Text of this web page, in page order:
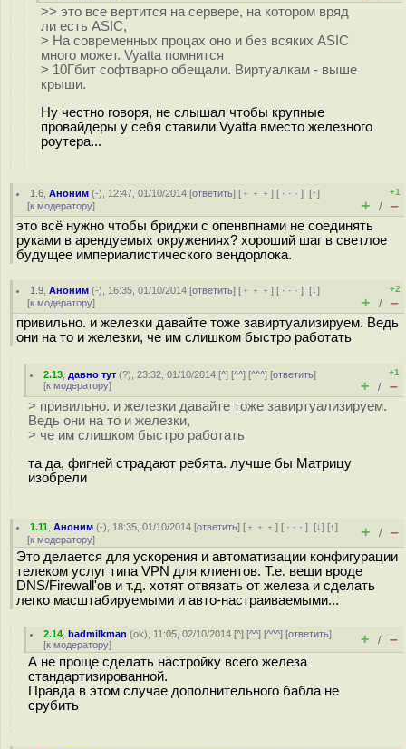
>> это все вертится на сервере, на котором вряд
ли есть ASIC,
> На современных процах оно и без всяких ASIC
много может. Vyatta помнится
> 10Гбит софтварно обещали. Виртуалкам - выше
крыши.
Ну честно говоря, не слышал чтобы крупные
провайдеры у себя ставили Vyatta вместо железного
роутера...
1.6 ,Аноним (-), 12:47, 01/10/2014 [ответить] [ ﹢﹢﹢] [ · · ·][↑]
[к модератору]
+1
+ / –
это всё нужно чтобы бриджи с опенвпнами не соединять
руками в арендуемых окружениях? хороший шаг в светлое
будущее империалистического вендорлока.
1.9 ,Аноним (-), 16:35, 01/10/2014 [ответить] [ ﹢﹢﹢] [ · · ·][↓]
[к модератору]
+2
+ / –
привильно. и железки давайте тоже завиртуализируем. Ведь
они на то и железки, че им слишком быстро работать
2.13 давно тут (?), 23:32, 01/10/2014 [^] [^^] [^^^] [ответить]
[к модератору]
+1
+ / –
> привильно. и железки давайте тоже завиртуализируем.
Ведь они на то и железки,
> че им слишком быстро работать
та да, фигней страдают ребята. лучше бы Матрицу
изобрели
1.11 ,Аноним (-), 18:35, 01/10/2014 [ответить] [ ﹢﹢﹢] [ · · ·][↓] [↑]
[к модератору] + / –
Это делается для ускорения и автоматизации конфигурации
телеком услуг типа VPN для клиентов. Т.е. вещи вроде
DNS/Firewall'ов и т.д. хотят отвязать от железа и сделать
легко масштабируемыми и авто-настраиваемыми...
2.14 ,badmilkman (ok), 11:05, 02/10/2014 [^] [^^] [^^^] [ответить]
[к модератору] + / –
А не проще сделать настройку всего железа
стандартизированной.
Правда в этом случае дополнительного бабла не
срубить